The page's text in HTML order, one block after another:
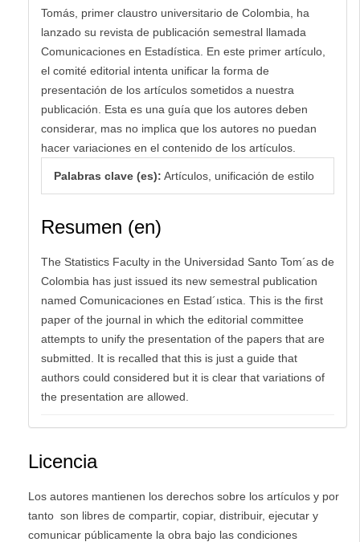
Tomás, primer claustro universitario de Colombia, ha
lanzado su revista de publicación semestral llamada
Comunicaciones en Estadística. En este primer artículo,
el comité editorial intenta unificar la forma de
presentación de los artículos sometidos a nuestra
publicación. Esta es una guía que los autores deben
considerar, mas no implica que los autores no puedan
hacer variaciones en el contenido de los artículos.
Palabras clave (es): Artículos, unificación de estilo
Resumen (en)
The Statistics Faculty in the Universidad Santo Tom´as de
Colombia has just issued its new semestral publication
named Comunicaciones en Estad´ıstica. This is the ﬁrst
paper of the journal in which the editorial committee
attempts to unify the presentation of the papers that are
submitted. It is recalled that this is just a guide that
authors could considered but it is clear that variations of
the presentation are allowed.
Licencia
Los autores mantienen los derechos sobre los artículos y por
tanto son libres de compartir, copiar, distribuir, ejecutar y
comunicar públicamente la obra bajo las condiciones